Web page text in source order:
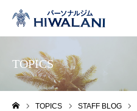
TOPICS
TOPICS STAFF BLOG